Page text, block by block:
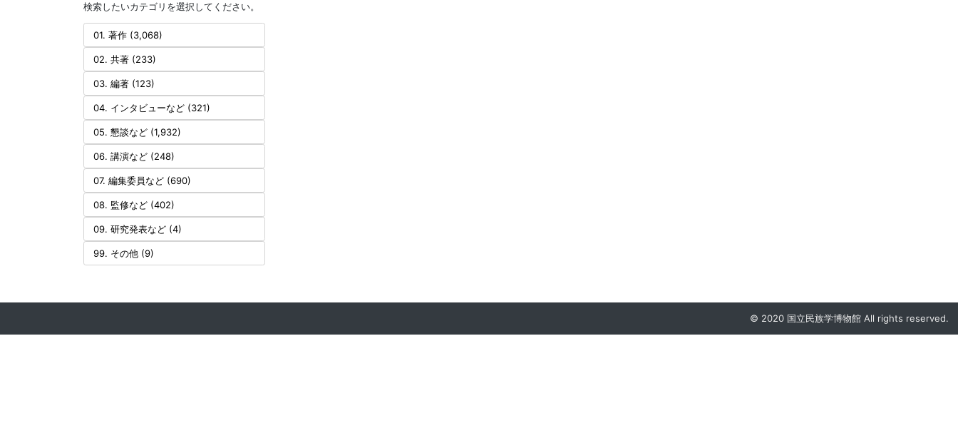
検索したいカテゴリを選択してください。
01. 著作 (3,068)
02. 共著 (233)
03. 編著 (123)
04. インタビューなど (321)
05. 懇談など (1,932)
06. 講演など (248)
07. 編集委員など (690)
08. 監修など (402)
09. 研究発表など (4)
99. その他 (9)
© 2020 国立民族学博物館 All rights reserved.